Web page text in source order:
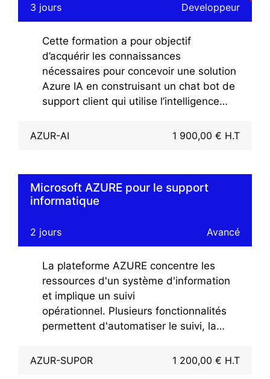
3 jours Developpeur
Cette formation a pour objectif
d’acquérir les connaissances
nécessaires pour concevoir une solution
Azure IA en construisant un chat bot de
support client qui utilise l’intelligence
Microsoft Azure.
fonctionnalités IA préfabriquées dans
les services cognitifs d’Azure.
AZUR-AI 1 900,00 € H.T
Microsoft AZURE pour le support
informatique
2 jours Avancé
La plateforme AZURE concentre les
ressources d'un système d'information
et implique un suivi
opérationnel. Plusieurs fonctionnalités
permettent d'automatiser le suivi, la
défaillance.Ce stage s'adresse aux
AZUR-SUPOR 1 200,00 € H.T